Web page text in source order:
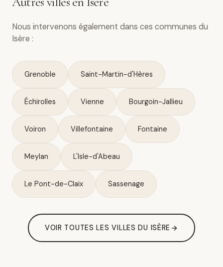
Nous intervenons également dans ces communes du
Isère :
Grenoble Saint-Martin-d'Hères
Échirolles Vienne Bourgoin-Jallieu
Voiron Villefontaine Fontaine
Meylan L'Isle-d'Abeau
Le Pont-de-Claix Sassenage
VOIR TOUTES LES VILLES DU ISÈRE